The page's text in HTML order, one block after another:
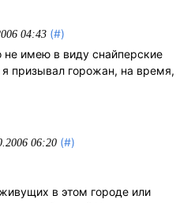
04:43 (#)
не имею в виду снайперские
призывал горожан, на время,
06:20 (#)
в этом городе или